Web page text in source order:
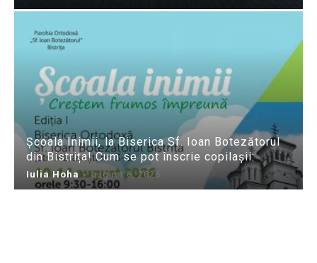
Școala Inimii, la Biserica Sf. Ioan Botezătorul
din Bistrița! Cum se pot înscrie copilașii:
Iulia Hoha - august 6, 2026